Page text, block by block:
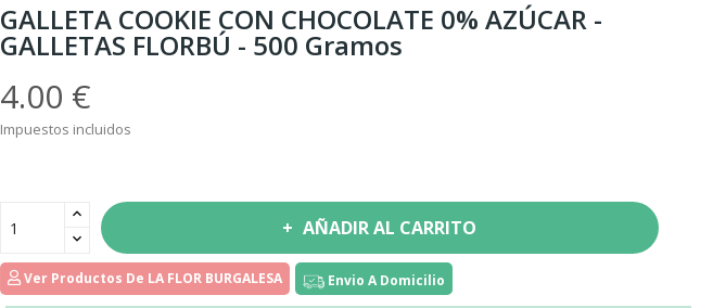
GALLETA COOKIE CON CHOCOLATE 0% AZÚCAR -
GALLETAS FLORBÚ - 500 Gramos
4.00 €
Impuestos incluidos
AÑADIR AL CARRITO
Ver Productos De LA FLOR BURGALESA Envio A Domicilio